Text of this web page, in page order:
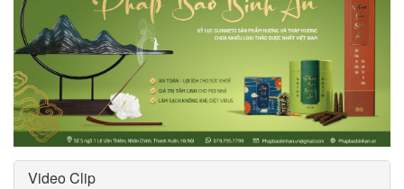
Video Clip